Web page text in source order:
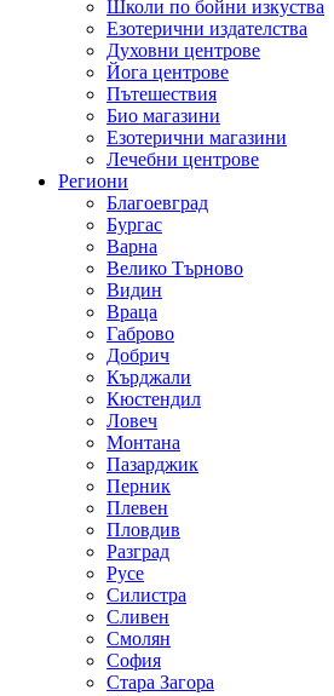
Школи по бойни изкуства
Езотерични издателства
Духовни центрове
Йога центрове
Пътешествия
Био магазини
Езотерични магазини
Лечебни центрове
Региони
Благоевград
Бургас
Варна
Велико Търново
Видин
Враца
Габрово
Добрич
Кърджали
Кюстендил
Ловеч
Монтана
Пазарджик
Перник
Плевен
Пловдив
Разград
Русе
Силистра
Сливен
Смолян
София
Стара Загора